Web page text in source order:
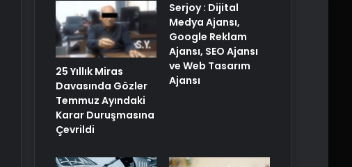
25 Yıllık Miras
Davasında Gözler
Temmuz Ayındaki
Karar Duruşmasına
Çevrildi
Serjoy : Dijital
Medya Ajansı,
Google Reklam
Ajansı, SEO Ajansı
ve Web Tasarım
Ajansı